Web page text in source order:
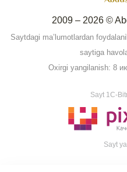
2009 – 2026 ©
Saytdagi ma’lumotlardan
saytiga
Oxirgi yangilanish: 8
Sayt 1C-
Sayt